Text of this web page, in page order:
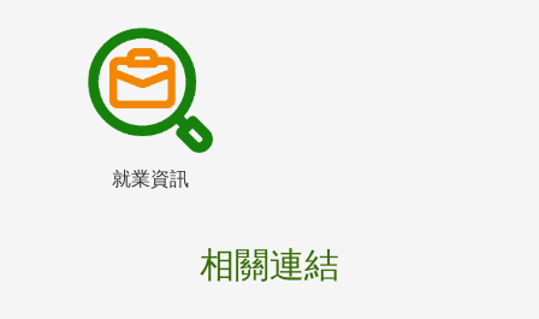
就業資訊
相關連結